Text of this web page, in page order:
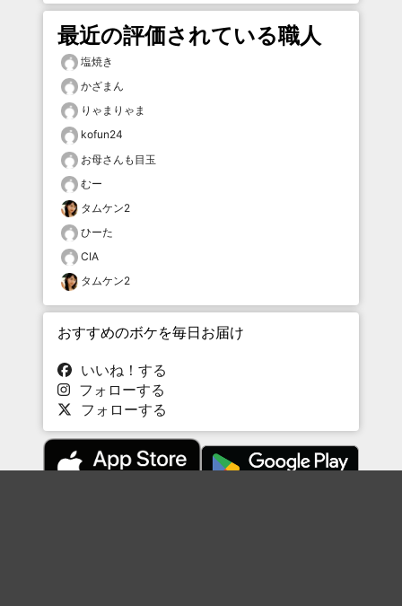
最近の評価されている職人
塩焼き
かざまん
りゃまりゃま
kofun24
お母さんも目玉
むー
タムケン2
ひーた
CIA
タムケン2
おすすめのボケを毎日お届け
いいね！する
フォローする
フォローする